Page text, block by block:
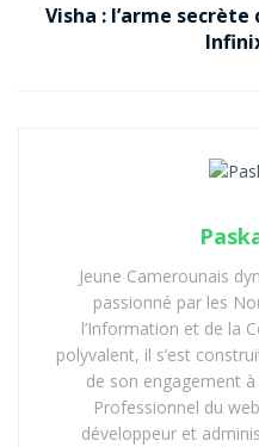
Visha : l’arme
Jeune Camerounais
passionné par les
l’Information et de la
polyvalent, il s’est
de son engagement
Professionnel du
développeur et